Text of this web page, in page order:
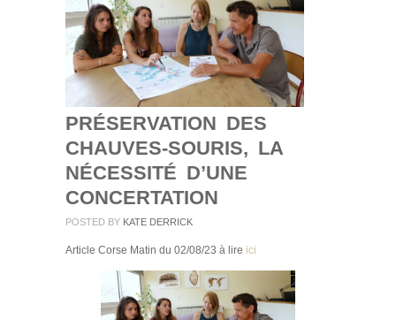
LA
CONCERTATION
PRÉSERVATION DES
CHAUVES-SOURIS, LA
NÉCESSITÉ D’UNE
CONCERTATION
POSTED BY KATE DERRICK
Article Corse Matin du 02/08/23 à lire ici